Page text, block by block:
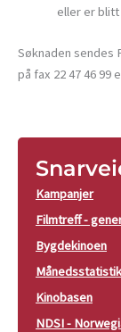
eller er
Søknaden sendes
på fax 22 47 46 99
Kampanjer
Filmtreff -
Bygdekinoen
Kinobasen
NDSI -